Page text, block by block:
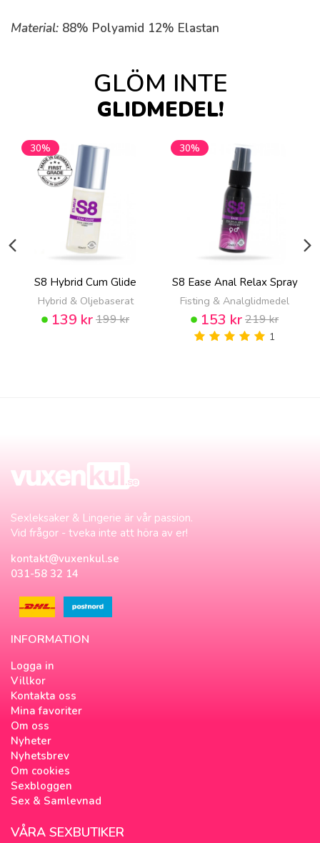
Material: 88% Polyamid 12% Elastan
GLÖM INTE
GLIDMEDEL!
30%
S8 Hybrid Cum Glide
Hybrid & Oljebaserat
139 kr199 kr
30%
S8 Ease Anal Relax Spray
Fisting & Analglidmedel
153 kr219 kr
1
Sexleksaker & Lingerie är vår passion.
Vid frågor - tveka inte att höra av er!
kontakt@vuxenkul.se
031-58 32 14
INFORMATION
Logga in
Villkor
Kontakta oss
Mina favoriter
Om oss
Nyheter
Nyhetsbrev
Om cookies
Sexbloggen
Sex & Samlevnad
VÅRA SEXBUTIKER